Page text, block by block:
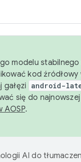
modelu
kod
gałęzi
android-
się do
AOSP.
AI do